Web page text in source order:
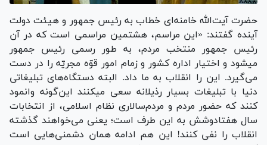
حضرت آیت‌الله خامنه‌ای خطاب به رئیس جمهور و هیئت دولت
آینده گفتند: «این مراسم، هشتمین مراسمی است که در آن
رئیس جمهور منتخب مردم، به طور رسمی رئیس جمهور
میشود و اختیار اداره کشور و زمام امور قوّه مجریّه را در دست
می‌گیرد. این را انقلاب به ما داد. البته دستگاه‌های تبلیغاتی
دنیا با تبلیغات بسیار رذیلانه سعی میکنند این‌گونه وانمود
کنند که حضور مردم و مردم‌سالاری نظام اسلامی، از انتخابات
سال هفتادوشش به این طرف است؛ یعنی می‌خواهند گذشته
انقلاب را نفی کنند! این هم ادامه همان دشمنی‌هایی است